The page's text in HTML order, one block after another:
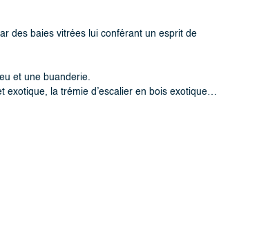
des baies vitrées lui conférant un esprit de
et une buanderie.
exotique, la trémie d’escalier en bois exotique…